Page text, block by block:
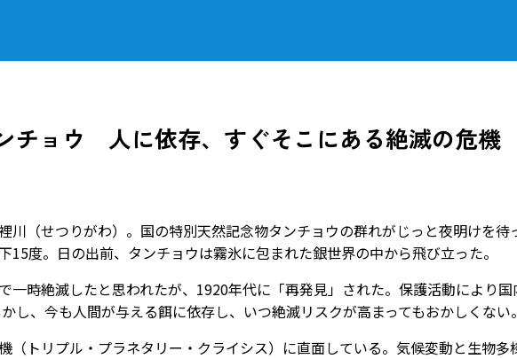
チョウ 人に依存、すぐそこにある絶滅の危機
川（せつりがわ）。国の特別天然記念物タンチョウの群れがじっと夜明けを待
15度。日の出前、タンチョウは霧氷に包まれた銀世界の中から飛び立った。
一時絶滅したと思われたが、1920年代に「再発見」された。保護活動により国
し、今も人間が与える餌に依存し、いつ絶滅リスクが高まってもおかしくない。
（トリプル・プラネタリー・クライシス）に直面している。気候変動と生物多